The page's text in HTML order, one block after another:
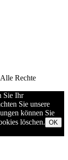
Rechte
Sie Ihr
Sie unsere
können Sie
löschen. OK